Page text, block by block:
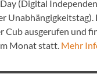
(Digital
Unabhängigkeitstag).
Cub ausgerufen und
Monat statt. Mehr